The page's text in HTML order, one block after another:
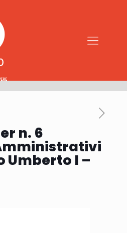
n. 6
Umberto I –